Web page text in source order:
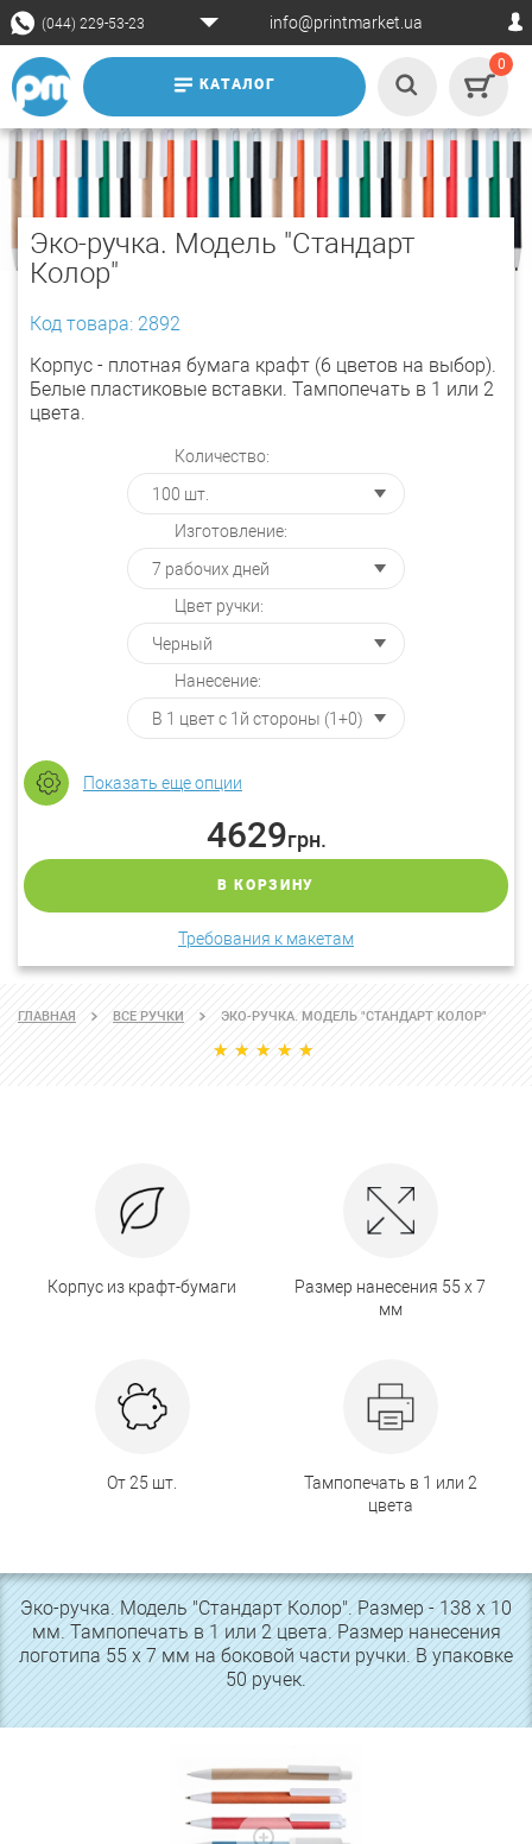
(044) 229-53-23 info@printmarket.ua
КАТАЛОГ
0
Эко-ручка. Модель "Стандарт
Колор"
Код товара: 2892
Корпус - плотная бумага крафт (6 цветов на выбор).
Белые пластиковые вставки. Тампопечать в 1 или 2
цвета.
Количество:
Изготовление:
Цвет ручки:
Нанесение:
Показать еще опции
4629грн.
В КОРЗИНУ
Требования к макетам
ГЛАВНАЯ ВСЕ РУЧКИ ЭКО-РУЧКА. МОДЕЛЬ "СТАНДАРТ КОЛОР"
Корпус из крафт-бумаги
Размер нанесения 55 х 7
мм
От 25 шт.
Тампопечать в 1 или 2
цвета
Эко-ручка. Модель "Стандарт Колор". Размер - 138 х 10
мм. Тампопечать в 1 или 2 цвета. Размер нанесения
логотипа 55 х 7 мм на боковой части ручки. В упаковке
50 ручек.